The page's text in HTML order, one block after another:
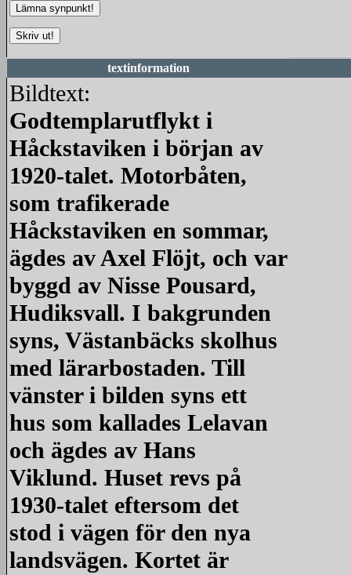
textinformation
Bildtext:
Godtemplarutflykt i
Håckstaviken i början av
1920-talet. Motorbåten,
som trafikerade
Håckstaviken en sommar,
ägdes av Axel Flöjt, och var
byggd av Nisse Pousard,
Hudiksvall. I bakgrunden
syns, Västanbäcks skolhus
med lärarbostaden. Till
vänster i bilden syns ett
hus som kallades Lelavan
och ägdes av Hans
Viklund. Huset revs på
1930-talet eftersom det
stod i vägen för den nya
landsvägen. Kortet är